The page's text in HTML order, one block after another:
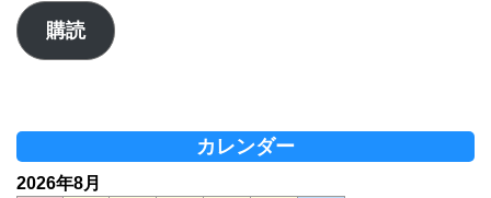
ア
ド
購読
カレンダー
2026年8月